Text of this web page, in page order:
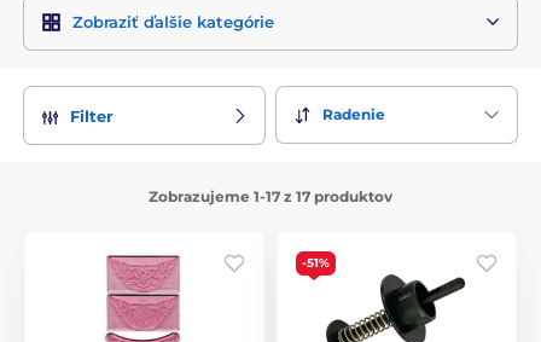
Zobraziť ďalšie kategórie
Filter Radenie
Zobrazujeme 1-17 z 17 produktov
-51%